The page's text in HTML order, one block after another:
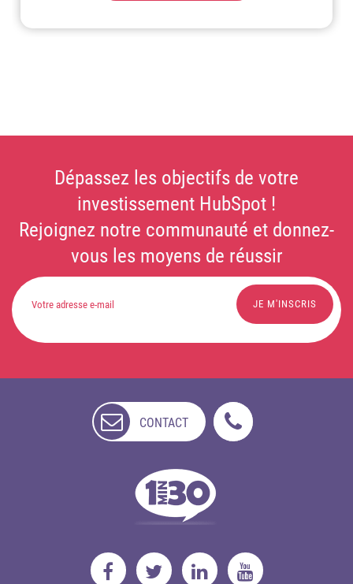
Dépassez les objectifs de votre
investissement HubSpot !
Rejoignez notre communauté et donnez-
vous les moyens de réussir
CONTACT
DISPONIBLE